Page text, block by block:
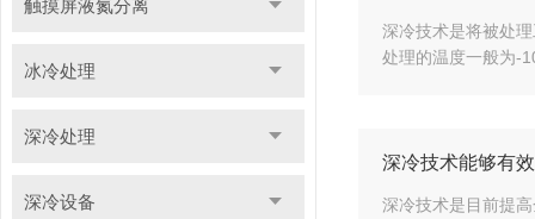
触摸屏液氮分离
冰冷处理
深冷处理
深冷设备
深冷技术是将被处
处理的温度一般为-
深冷技术能够有
深冷技术是目前提